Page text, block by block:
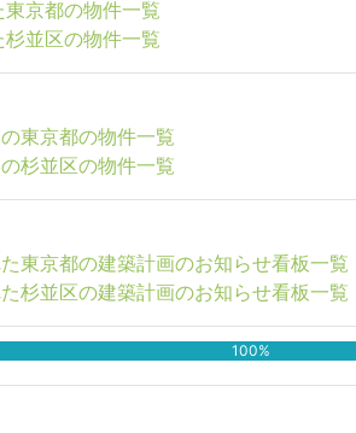
京都の物件一覧
並区の物件一覧
東京都の物件一覧
杉並区の物件一覧
東京都の建築計画のお知らせ看板一覧
杉並区の建築計画のお知らせ看板一覧
100%